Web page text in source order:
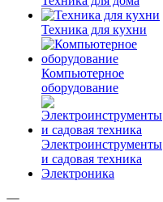
Техника для кухни
Компьютерное
оборудование
Электроинструменты
и садовая техника
Электроника